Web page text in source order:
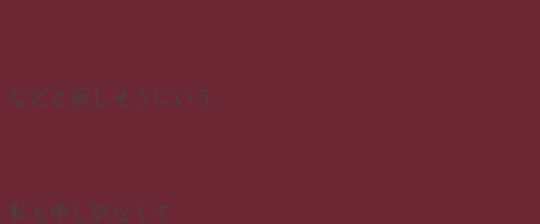
などと寂しそうにいう。
私も申し訳なくて